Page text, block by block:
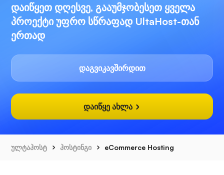
დაიწყეთ დღესვე, გააუმჯობესეთ ყველა
პროექტი უფრო სწრაფად UltaHost-თან
ერთად
დაგვიკავშირდით
დაიწყე ახლა
ულტაჰოსტ ჰოსტინგი eCommerce Hosting